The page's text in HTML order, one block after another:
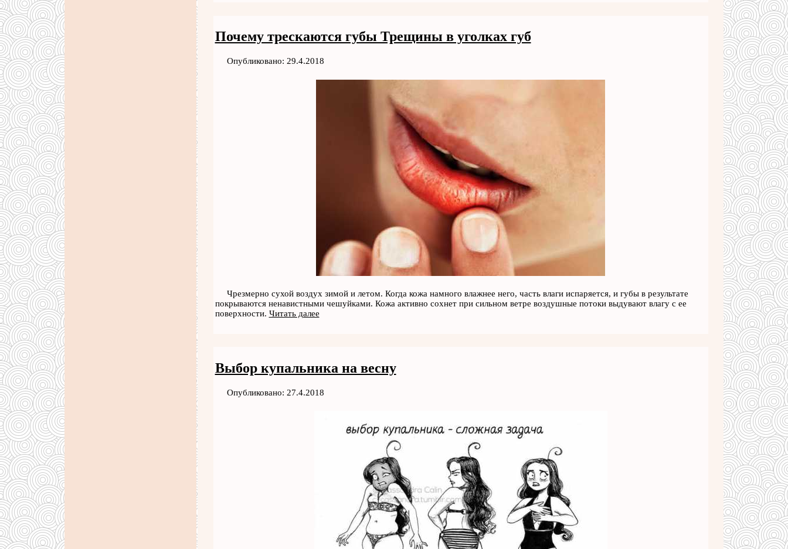
Почему трескаются губы Трещины в уголках губ
Опубликовано: 29.4.2018
Чрезмерно сухой воздух зимой и летом. Когда кожа намного влажнее него, часть влаги испаряется, и губы в результате
покрываются ненавистными чешуйками. Кожа активно сохнет при сильном ветре воздушные потоки выдувают влагу с ее
поверхности. Читать далее
Выбор купальника на весну
Опубликовано: 27.4.2018